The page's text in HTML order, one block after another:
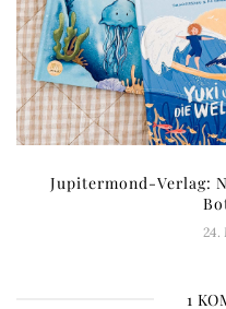
Jupitermond-Verlag:
24.
1